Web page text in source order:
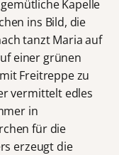
Kapelle
ins Bild, die
tanzt Maria auf
einer grünen
Freitreppe zu
vermittelt edles
in
für die
erzeugt die